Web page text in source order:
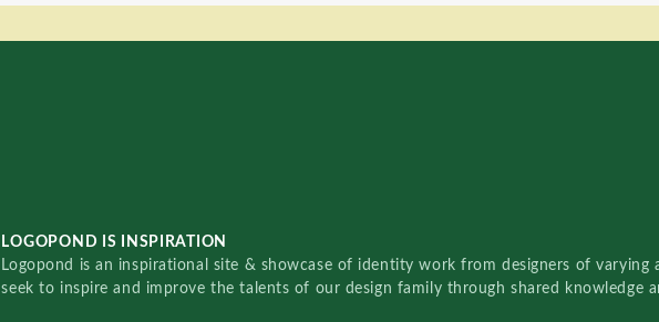
LOGOPOND IS INSPIRATION
Logopond is an inspirational site & showcase of identity work from designers of varying
seek to inspire and improve the talents of our design family through shared knowledge